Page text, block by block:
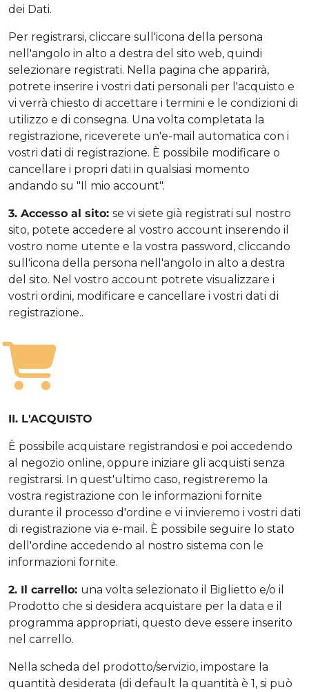
dei Dati.
Per registrarsi, cliccare sull'icona della persona
nell'angolo in alto a destra del sito web, quindi
selezionare registrati. Nella pagina che apparirà,
potrete inserire i vostri dati personali per l'acquisto e
vi verrà chiesto di accettare i termini e le condizioni di
utilizzo e di consegna. Una volta completata la
registrazione, riceverete un'e-mail automatica con i
vostri dati di registrazione. È possibile modificare o
cancellare i propri dati in qualsiasi momento
andando su "Il mio account".
3. Accesso al sito: se vi siete già registrati sul nostro
sito, potete accedere al vostro account inserendo il
vostro nome utente e la vostra password, cliccando
sull'icona della persona nell'angolo in alto a destra
del sito. Nel vostro account potrete visualizzare i
vostri ordini, modificare e cancellare i vostri dati di
registrazione..
II. L'ACQUISTO
È possibile acquistare registrandosi e poi accedendo
al negozio online, oppure iniziare gli acquisti senza
registrarsi. In quest'ultimo caso, registreremo la
vostra registrazione con le informazioni fornite
durante il processo d'ordine e vi invieremo i vostri dati
di registrazione via e-mail. È possibile seguire lo stato
dell'ordine accedendo al nostro sistema con le
informazioni fornite.
2. Il carrello: una volta selezionato il Biglietto e/o il
Prodotto che si desidera acquistare per la data e il
programma appropriati, questo deve essere inserito
nel carrello.
Nella scheda del prodotto/servizio, impostare la
quantità desiderata (di default la quantità è 1, si può